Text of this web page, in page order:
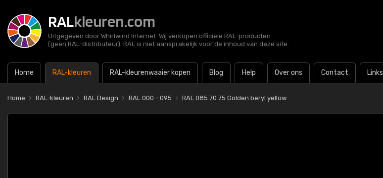
RALkleuren.com
Uitgegeven door Whirlwind Internet. Wij verkopen officiële RAL-producten
(geen RAL-distributeur). RAL is niet aansprakelijk voor de inhoud van deze site.
Home RAL-kleuren RAL-kleurenwaaier kopen Blog Help Over ons Contact Links
Home RAL-kleuren RAL Design RAL 000 - 095 RAL 085 70 75 Golden beryl yellow